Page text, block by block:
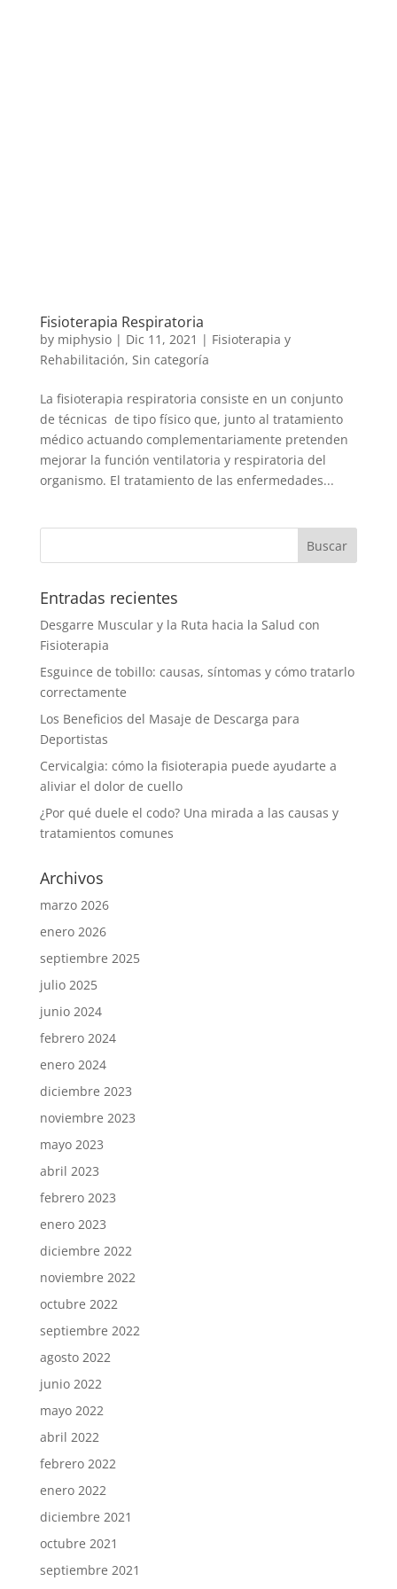
Fisioterapia Respiratoria
by miphysio| Dic 11, 2021 | Fisioterapia y
Rehabilitación, Sin categoría
La fisioterapia respiratoria consiste en un conjunto
de técnicas de tipo físico que, junto al tratamiento
médico actuando complementariamente pretenden
mejorar la función ventilatoria y respiratoria del
organismo. El tratamiento de las enfermedades...
Entradas recientes
Desgarre Muscular y la Ruta hacia la Salud con
Fisioterapia
Esguince de tobillo: causas, síntomas y cómo tratarlo
correctamente
Los Beneficios del Masaje de Descarga para
Deportistas
Cervicalgia: cómo la fisioterapia puede ayudarte a
aliviar el dolor de cuello
¿Por qué duele el codo? Una mirada a las causas y
tratamientos comunes
Archivos
marzo 2026
enero 2026
septiembre 2025
julio 2025
junio 2024
febrero 2024
enero 2024
diciembre 2023
noviembre 2023
mayo 2023
abril 2023
febrero 2023
enero 2023
diciembre 2022
noviembre 2022
octubre 2022
septiembre 2022
agosto 2022
junio 2022
mayo 2022
abril 2022
febrero 2022
enero 2022
diciembre 2021
octubre 2021
septiembre 2021